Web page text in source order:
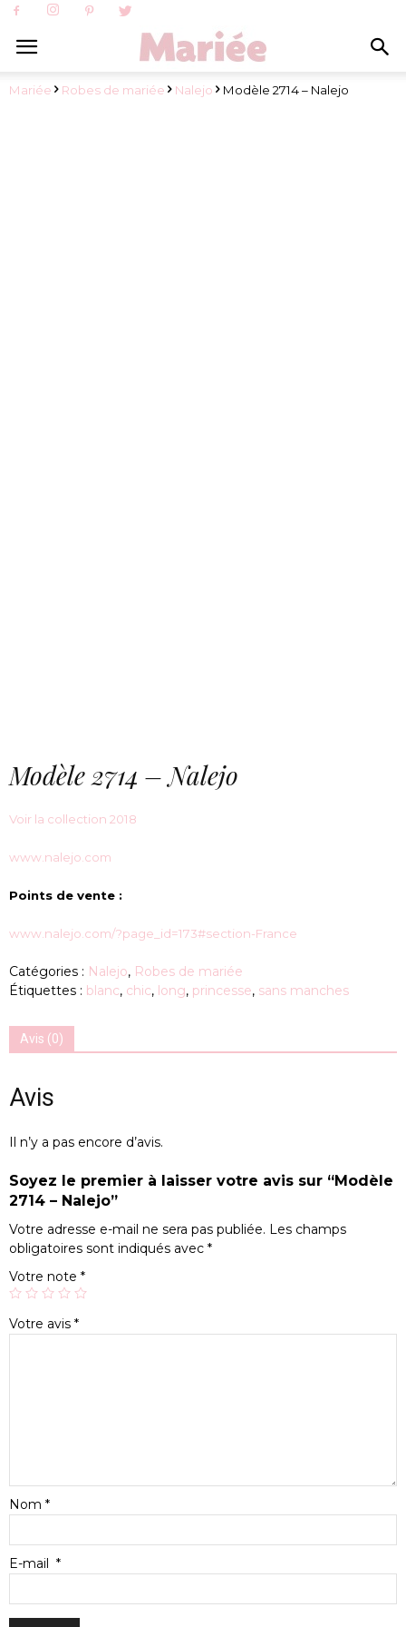
Mariée Robes de mariée Nalejo Modèle 2714 – Nalejo
Modèle 2714 – Nalejo
Voir la collection 2018
www.nalejo.com
Points de vente :
www.nalejo.com/?page_id=173#section-France
Catégories : Nalejo, Robes de mariée
Étiquettes : blanc, chic, long, princesse, sans manches
Avis (0)
Avis
Il n’y a pas encore d’avis.
Soyez le premier à laisser votre avis sur “Modèle
2714 – Nalejo”
Votre adresse e-mail ne sera pas publiée. Les champs
obligatoires sont indiqués avec *
Votre note *
Votre avis *
Nom *
E-mail *